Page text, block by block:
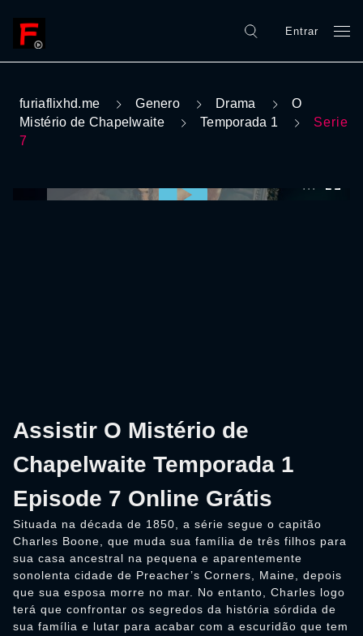
Entrar
furiaflixhd.me Genero Drama
O
Mistério de Chapelwaite
Temporada 1
Serie
7
Assistir O Mistério de
Chapelwaite Temporada 1
Episode 7 Online Grátis
Situada na década de 1850, a série segue o capitão
Charles Boone, que muda sua família de três filhos para
sua casa ancestral na pequena e aparentemente
sonolenta cidade de Preacher’s Corners, Maine, depois
que sua esposa morre no mar. No entanto, Charles logo
terá que confrontar os segredos da história sórdida de
sua família e lutar para acabar com a escuridão que tem